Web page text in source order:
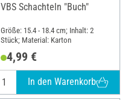
VBS Schachteln "Buch"
Größe: 15.4 - 18.4 cm; Inhalt: 2
Stück; Material: Karton
4,99 €
In den Warenkorb